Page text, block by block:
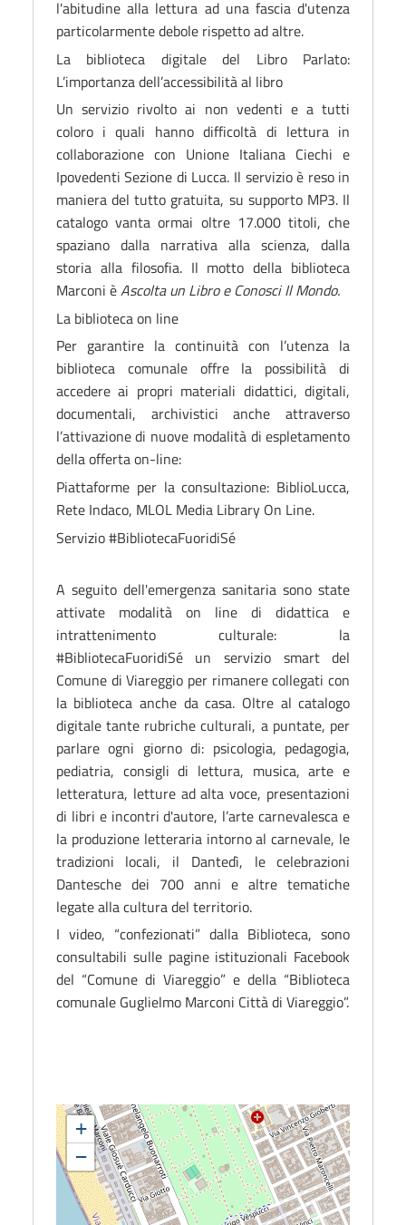
l'abitudine alla lettura ad una fascia d'utenza
particolarmente debole rispetto ad altre.
La biblioteca digitale del Libro Parlato:
L’importanza dell’accessibilità al libro
Un servizio rivolto ai non vedenti e a tutti
coloro i quali hanno difficoltà di lettura in
collaborazione con Unione Italiana Ciechi e
Ipovedenti Sezione di Lucca. Il servizio è reso in
maniera del tutto gratuita, su supporto MP3. Il
catalogo vanta ormai oltre 17.000 titoli, che
spaziano dalla narrativa alla scienza, dalla
storia alla filosofia. Il motto della biblioteca
Marconi èAscolta un Libro e Conosci Il Mondo.
La biblioteca on line
Per garantire la continuità con l’utenza la
biblioteca comunale offre la possibilità di
accedere ai propri materiali didattici, digitali,
documentali, archivistici anche attraverso
l’attivazione di nuove modalità di espletamento
della offerta on-line:
Piattaforme per la consultazione: BiblioLucca,
Rete Indaco, MLOL Media Library On Line.
Servizio #BibliotecaFuoridiSé
A seguito dell'emergenza sanitaria sono state
attivate modalità on line di didattica e
intrattenimento culturale: la
#BibliotecaFuoridiSéun servizio smart del
Comune di Viareggio per rimanere collegati con
la biblioteca anche da casa. Oltre al catalogo
digitale tante rubriche culturali, a puntate, per
parlare ogni giorno di: psicologia, pedagogia,
pediatria, consigli di lettura, musica, arte e
letteratura, letture ad alta voce, presentazioni
di libri e incontri d'autore, l’arte carnevalesca e
la produzione letteraria intorno al carnevale, le
tradizioni locali, il Dantedì, le celebrazioni
Dantesche dei 700 anni e altre tematiche
legate alla cultura del territorio.
I video, “confezionati” dalla Biblioteca, sono
consultabili sulle pagine istituzionali Facebook
del “Comune di Viareggio” e della “Biblioteca
comunale Guglielmo Marconi Città di Viareggio”.
+
−